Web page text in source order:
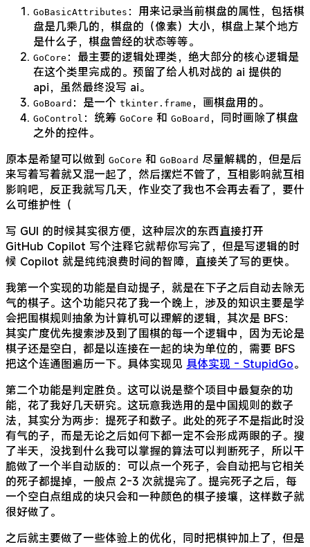
GoBasicAttributes ：用来记录当前棋盘的属性，包括棋
盘是几乘几的，棋盘的（像素）大小，棋盘上某个地方
是什么子，棋盘曾经的状态等等。
GoCore ：最主要的逻辑处理类，绝大部分的核心逻辑是
在这个类里完成的。预留了给人机对战的 ai 提供的
api，虽然最终没写 ai。
GoBoard ：是一个 tkinter.frame ，画棋盘用的。
GoControl ：统筹 GoCore 和 GoBoard ，同时画除了棋盘
之外的控件。
原本是希望可以做到 GoCore 和 GoBoard 尽量解耦的，但是后
来写着写着就又混一起了，然后摆烂不管了，互相影响就互相
影响吧，反正我就写几天，作业交了我也不会再去看了，要什
么可维护性（
写 GUI 的时候其实很方便，这种层次的东西直接打开
GitHub Copilot 写个注释它就帮你写完了，但是写逻辑的时
候 Copilot 就是纯纯浪费时间的智障，直接关了写的更快。
我第一个实现的功能是自动提子，就是在下子之后自动去除无
气的棋子。这个功能只花了我一个晚上，涉及的知识主要是学
会把围棋规则抽象为计算机可以理解的逻辑，其次是 BFS：
其实广度优先搜索涉及到了围棋的每一个逻辑中，因为无论是
棋子还是空白，都是以连接在一起的块为单位的，需要 BFS
把这个连通图遍历一下。具体实现见 具体实现 - StupidGo。
第二个功能是判定胜负。这可以说是整个项目中最复杂的功
能，花了我好几天研究。这玩意我选用的是中国规则的数子
法，其实分为两步：提死子和数子。此处的死子不是指此时没
有气的子，而是无论之后如何下都一定不会形成两眼的子。搜
了半天，没找到什么我可以掌握的算法可以判断死子，所以干
脆做了一个半自动版的：可以点一个死子，会自动把与它相关
的死子都提掉，一般点 2-3 次就提完了。提完死子之后，每
一个空白点组成的块只会和一种颜色的棋子接壤，这样数子就
很好做了。
之后就主要做了一些体验上的优化，同时把棋钟加上了，但是